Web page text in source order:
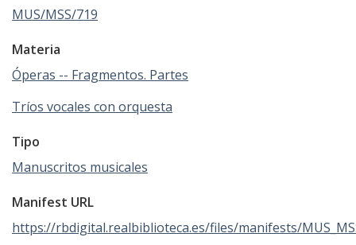
MUS/MSS/719
Materia
Óperas -- Fragmentos. Partes
Tríos vocales con orquesta
Tipo
Manuscritos musicales
Manifest URL
https://rbdigital.realbiblioteca.es/files/manifests/